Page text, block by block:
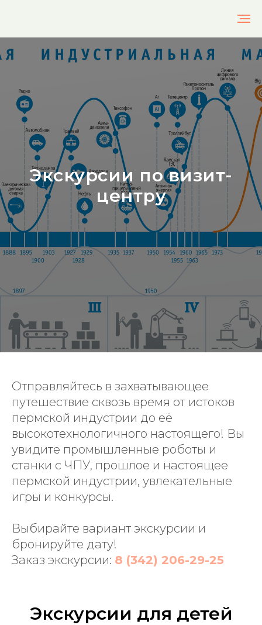
Экскурсии по визит-
центру
Отправляйтесь в захватывающее
путешествие сквозь время от истоков
пермской индустрии до её
высокотехнологичного настоящего! Вы
увидите промышленные роботы и
станки с ЧПУ, прошлое и настоящее
пермской индустрии, увлекательные
игры и конкурсы.
Выбирайте вариант экскурсии и
бронируйте дату!
Заказ экскурсии: 8 (342) 206-29-25
Экскурсии для детей